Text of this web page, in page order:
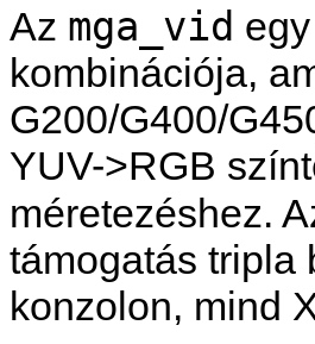
Az mga_vid
kombinációja,
G200/G400/
YUV->RGB
méretezéshez.
támogatás tripla
konzolon, mind